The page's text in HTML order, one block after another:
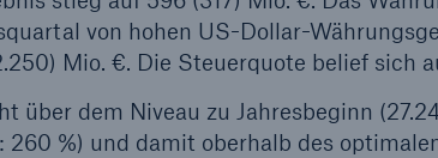
von hohen US-Dollar-
Mio. €. Die Steuerquote belief sich
über dem Niveau zu Jahresbeginn
260 %) und damit oberhalb des